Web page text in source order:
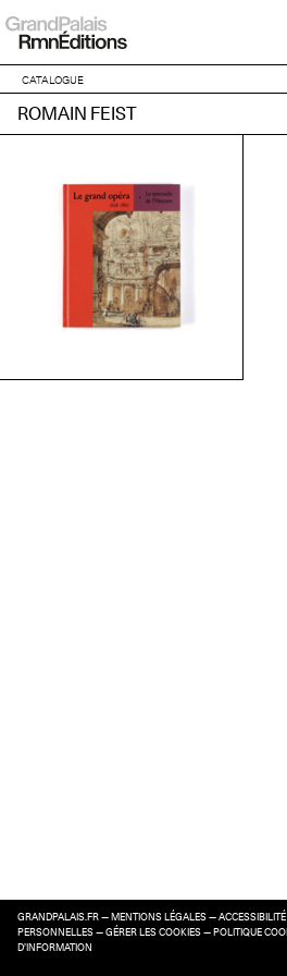
CATALOGUE
ROMAIN FEIST
GRANDPALAIS.FR — MENTIONS LÉGALES —
PERSONNELLES — GÉRER LES COOKIES — POLITIQUE
D’INFORMATION